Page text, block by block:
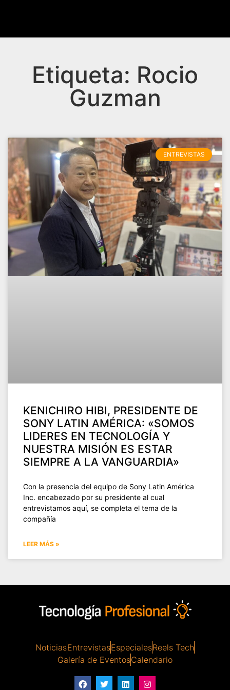
Etiqueta: Rocio
Guzman
ENTREVISTAS
KENICHIRO HIBI, PRESIDENTE DE
SONY LATIN AMÉRICA: «SOMOS
LIDERES EN TECNOLOGÍA Y
NUESTRA MISIÓN ES ESTAR
SIEMPRE A LA VANGUARDIA»
Con la presencia del equipo de Sony Latin América
Inc. encabezado por su presidente al cual
entrevistamos aquí, se completa el tema de la
compañía
LEER MÁS »
NoticiasEntrevistasEspecialesReels Tech
Galería de EventosCalendario